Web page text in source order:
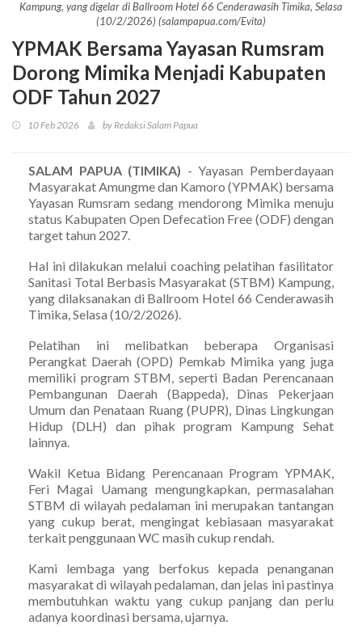
Kampung, yang digelar di Ballroom Hotel 66 Cenderawasih Timika, Selasa
(10/2/2026) (salampapua.com/Evita)
YPMAK Bersama Yayasan Rumsram
Dorong Mimika Menjadi Kabupaten
ODF Tahun 2027
10 Feb 2026 by Redaksi Salam Papua
SALAM PAPUA (TIMIKA) - Yayasan Pemberdayaan
Masyarakat Amungme dan Kamoro (YPMAK) bersama
Yayasan Rumsram sedang mendorong Mimika menuju
status Kabupaten Open Defecation Free (ODF) dengan
target tahun 2027.
Hal ini dilakukan melalui coaching pelatihan fasilitator
Sanitasi Total Berbasis Masyarakat (STBM) Kampung,
yang dilaksanakan di Ballroom Hotel 66 Cenderawasih
Timika, Selasa (10/2/2026).
Pelatihan ini melibatkan beberapa Organisasi
Perangkat Daerah (OPD) Pemkab Mimika yang juga
memiliki program STBM, seperti Badan Perencanaan
Pembangunan Daerah (Bappeda), Dinas Pekerjaan
Umum dan Penataan Ruang (PUPR), Dinas Lingkungan
Hidup (DLH) dan pihak program Kampung Sehat
lainnya.
Wakil Ketua Bidang Perencanaan Program YPMAK,
Feri Magai Uamang mengungkapkan, permasalahan
STBM di wilayah pedalaman ini merupakan tantangan
yang cukup berat, mengingat kebiasaan masyarakat
terkait penggunaan WC masih cukup rendah.
Kami lembaga yang berfokus kepada penanganan
masyarakat di wilayah pedalaman, dan jelas ini pastinya
membutuhkan waktu yang cukup panjang dan perlu
adanya koordinasi bersama, ujarnya.